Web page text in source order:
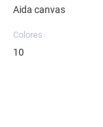
Aida canvas
Colores
10